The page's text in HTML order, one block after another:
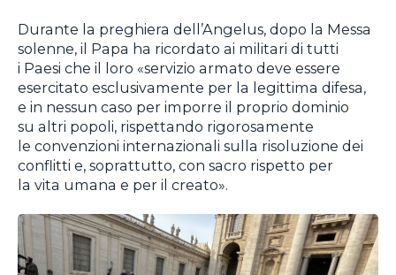
Durante la preghiera dell’Angelus, dopo la Messa
solenne, il Papa ha ricordato ai militari di tutti
i Paesi che il loro «servizio armato deve essere
esercitato esclusivamente per la legittima difesa,
e in nessun caso per imporre il proprio dominio
su altri popoli, rispettando rigorosamente
le convenzioni internazionali sulla risoluzione dei
conflitti e, soprattutto, con sacro rispetto per
la vita umana e per il creato».